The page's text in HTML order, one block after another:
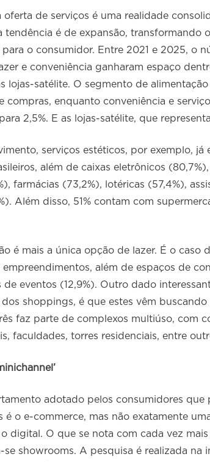
oferta de serviços é uma realidade
tendência é de expansão, transformando
o consumidor. Entre 2021 e 2025, o
e conveniência ganharam espaço
lojas-satélite. O segmento de alimentação
compras, enquanto conveniência e
para 2,5%. E as lojas-satélite, que
serviços estéticos, por exemplo, já
além de caixas eletrônicos
farmácias (73,2%), lotéricas (57,4%),
Além disso, 51% contam com
é mais a única opção de lazer. É o caso
empreendimentos, além de espaços de
de eventos (12,9%). Outro dado
dos shoppings, é que estes vêm
faz parte de complexos multiúso, com
faculdades, torres residenciais, entre
adotado pelos consumidores que
é o e-commerce, mas não exatamente
digital. O que se nota com cada vez
se showrooms. A pesquisa é realizada na